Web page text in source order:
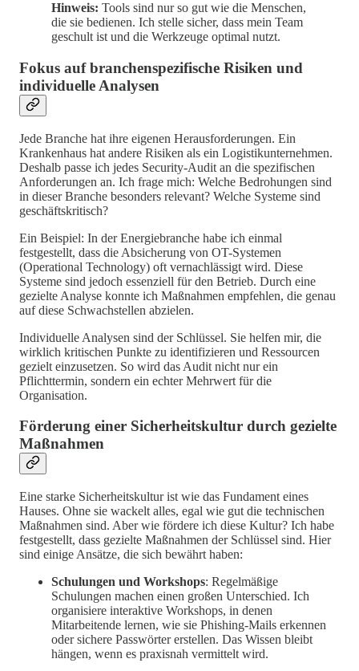
Hinweis: Tools sind nur so gut wie die Menschen,
die sie bedienen. Ich stelle sicher, dass mein Team
geschult ist und die Werkzeuge optimal nutzt.
Fokus auf branchenspezifische Risiken und
individuelle Analysen
Jede Branche hat ihre eigenen Herausforderungen. Ein
Krankenhaus hat andere Risiken als ein Logistikunternehmen.
Deshalb passe ich jedes Security-Audit an die spezifischen
Anforderungen an. Ich frage mich: Welche Bedrohungen sind
in dieser Branche besonders relevant? Welche Systeme sind
geschäftskritisch?
Ein Beispiel: In der Energiebranche habe ich einmal
festgestellt, dass die Absicherung von OT-Systemen
(Operational Technology) oft vernachlässigt wird. Diese
Systeme sind jedoch essenziell für den Betrieb. Durch eine
gezielte Analyse konnte ich Maßnahmen empfehlen, die genau
auf diese Schwachstellen abzielen.
Individuelle Analysen sind der Schlüssel. Sie helfen mir, die
wirklich kritischen Punkte zu identifizieren und Ressourcen
gezielt einzusetzen. So wird das Audit nicht nur ein
Pflichttermin, sondern ein echter Mehrwert für die
Organisation.
Förderung einer Sicherheitskultur durch gezielte
Maßnahmen
Eine starke Sicherheitskultur ist wie das Fundament eines
Hauses. Ohne sie wackelt alles, egal wie gut die technischen
Maßnahmen sind. Aber wie fördere ich diese Kultur? Ich habe
festgestellt, dass gezielte Maßnahmen der Schlüssel sind. Hier
sind einige Ansätze, die sich bewährt haben:
Schulungen und Workshops: Regelmäßige
Schulungen machen einen großen Unterschied. Ich
organisiere interaktive Workshops, in denen
Mitarbeitende lernen, wie sie Phishing-Mails erkennen
oder sichere Passwörter erstellen. Das Wissen bleibt
hängen, wenn es praxisnah vermittelt wird.